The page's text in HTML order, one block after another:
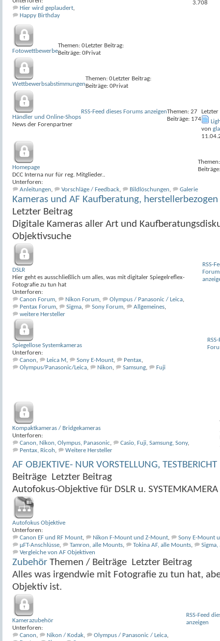
Hier wird geplaudert,
Happy Birthday
3.708
Fotowettbewerbe
Themen: 0
Beiträge: 0
Letzter Beitrag:
Privat
Wettbewerbsabstimmungen
Themen: 0
Beiträge: 0
Letzter Beitrag:
Privat
Händler und Online-Shops
News der Forenpartner
RSS-Feed dieses Forums anzeigenThemen: 27
Beiträge: 174
Letzter
von
Homepage
DCC Interna nur für reg. Mitglieder..
Unterforen:
Anleitungen, Vorschläge / Feedback, Bildlöschungen, Galerie
Kameras und AF Kaufberatung, herstellerbezogen
Letzter Beitrag
Digitale Kameras aller Art und
Objektivsuche
DSLR
Hier geht es ausschließlich um alles, was mit digitaler Spiegelreflex-
Fotografie zu tun hat
Unterforen:
Canon Forum, Nikon Forum, Olympus / Panasonic / Leica,
Pentax Forum, Sigma, Sony Forum, Allgemeines,
weitere Hersteller
RSS-
Spiegellose Systemkameras
Unterforen:
Canon, Leica M, Sony E-Mount, Pentax,
Olympus/Panasonic/Leica, Nikon, Samsung, Fuji
Kompaktkameras / Bridgekameras
Unterforen:
Canon, Nikon, Olympus, Panasonic, Casio, Fuji, Samsung, Sony,
Pentax, Ricoh, Weitere Hersteller
AF OBJEKTIVE- NUR VORSTELLUNG,
Beiträge
Letzter Beitrag
Autofokus-Objektive für DSLR u. SYSTEMKAMERA
Autofokus Objektive
Unterforen:
Canon EF und RF Mount, Nikon F-Mount und Z-Mount,
Sony E-Mount
µFT-Anschlüsse, Tamron, alle Mounts, Tokina AF, alle Mounts,
Vergleiche von AF Objektiven
Zubehör Themen / Beiträge
Letzter Beitrag
Alles was irgendwie mit Fotografie zu tun hat,
Objektiv ist.
Kamerazubehör
Unterforen:
Canon, Nikon / Kodak, Olympus / Panasonic / Leica,
RSS-Feed
anzeigen